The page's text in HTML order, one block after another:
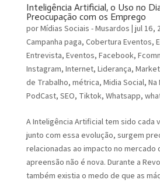
Inteligência Artificial, o Uso no
Preocupação com os Emprego
porMídias Sociais - Musardos | jul 16,
Campanha paga, Cobertura Eventos,
Entrevista, Eventos, Facebook,
Instagram, Internet, Liderança,
de Trabalho, métrica, Midia Social, Na
PodCast, SEO, Tiktok, Whatsapp,
A Inteligência Artificial tem sido cada
junto com essa evolução, surgem
relacionadas ao impacto no mercado
apreensão não é nova. Durante a
também existia o medo de que as